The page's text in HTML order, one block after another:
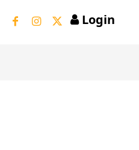
Login